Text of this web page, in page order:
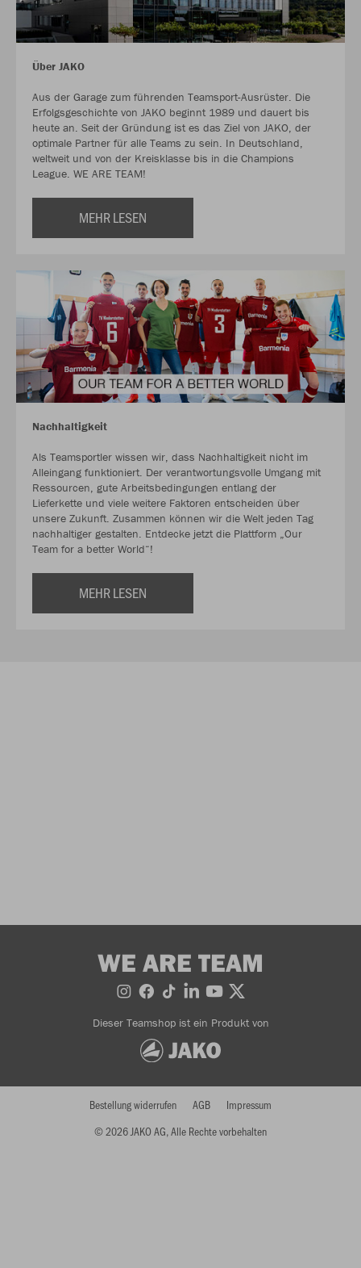
Über JAKO
Aus der Garage zum führenden Teamsport-Ausrüster. Die
Erfolgsgeschichte von JAKO beginnt 1989 und dauert bis
heute an. Seit der Gründung ist es das Ziel von JAKO, der
optimale Partner für alle Teams zu sein. In Deutschland,
weltweit und von der Kreisklasse bis in die Champions
League. WE ARE TEAM!
MEHR LESEN
Nachhaltigkeit
Als Teamsportler wissen wir, dass Nachhaltigkeit nicht im
Alleingang funktioniert. Der verantwortungsvolle Umgang mit
Ressourcen, gute Arbeitsbedingungen entlang der
Lieferkette und viele weitere Faktoren entscheiden über
unsere Zukunft. Zusammen können wir die Welt jeden Tag
nachhaltiger gestalten. Entdecke jetzt die Plattform „Our
Team for a better World“!
MEHR LESEN
WE ARE TEAM
Dieser Teamshop ist ein Produkt von
© 2026 JAKO AG, Alle Rechte vorbehalten
Bestellung widerrufen AGB Impressum